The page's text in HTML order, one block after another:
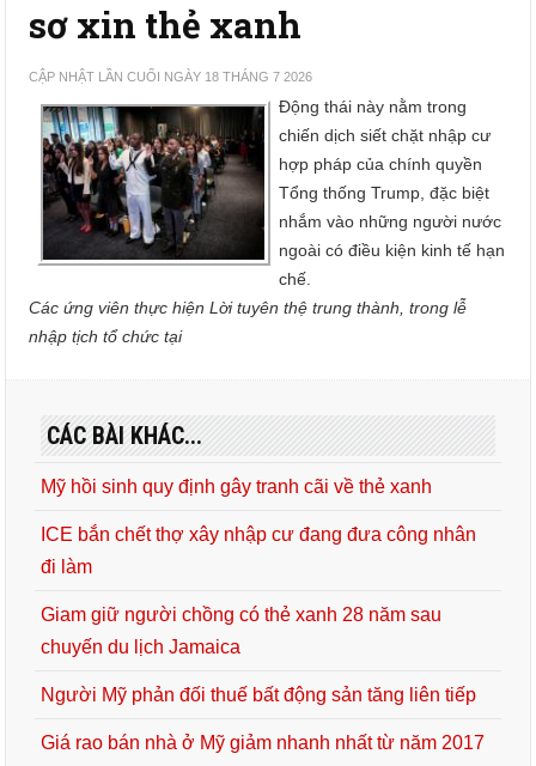
sơ xin thẻ xanh
CẬP NHẬT LẦN CUỐI NGÀY 18 THÁNG 7 2026
Động thái này nằm trong
chiến dịch siết chặt nhập cư
hợp pháp của chính quyền
Tổng thống Trump, đặc biệt
nhắm vào những người nước
ngoài có điều kiện kinh tế hạn
chế.
Các ứng viên thực hiện Lời tuyên thệ trung thành, trong lễ
nhập tịch tổ chức tại
CÁC BÀI KHÁC...
Mỹ hồi sinh quy định gây tranh cãi về thẻ xanh
ICE bắn chết thợ xây nhập cư đang đưa công nhân
đi làm
Giam giữ người chồng có thẻ xanh 28 năm sau
chuyến du lịch Jamaica
Người Mỹ phản đối thuế bất động sản tăng liên tiếp
Giá rao bán nhà ở Mỹ giảm nhanh nhất từ năm 2017